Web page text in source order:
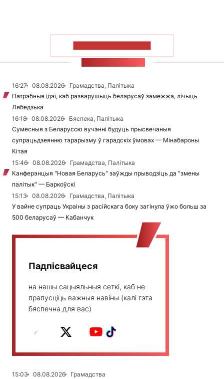
16:27 08.08.2026
Грамадства, Палітыка
Патрэбныя ідэі, каб разварушыць беларусаў замежжа, лічыць
Лябедзька
16:18
08.08.2026
Бяспека, Палітыка
Сумесныя з Беларуссю вучэнні будуць прысвечаныя
супрацьдзеянню тэрарызму ў гарадскіх ўмовах — Мінабароны
Кітая
15:46
08.08.2026
Грамадства, Палітыка
Канферэнцыя "Новая Беларусь" заўжды прыводзіць да "змены
палітык" — Баркоўскі
15:13
08.08.2026
Грамадства, Палітыка
У вайне супраць Украіны з расійскага боку загінула ўжо больш за
500 беларусаў — Кабанчук
Падпісвайцеся
на нашы сацыяльныя сеткі, каб не
прапусціць важныя навіны (калі гэта
бяспечна для вас)
15:03 08.08.2026
Грамадства